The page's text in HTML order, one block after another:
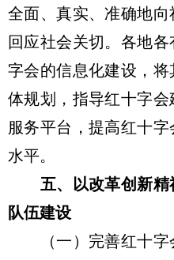
全面、真实、准确地
回应社会关切。各地
字会的信息化建设，
体规划，指导红十字
服务平台，提高红十
水平。
五、以改革创新
队伍建设
（一）完善红十字